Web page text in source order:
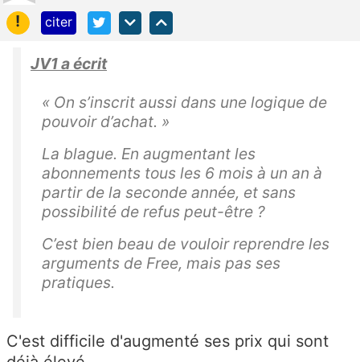
!
citer
JV1 a écrit
« On s’inscrit aussi dans une logique de
pouvoir d’achat. »
La blague. En augmentant les
abonnements tous les 6 mois à un an à
partir de la seconde année, et sans
possibilité de refus peut-être ?
C’est bien beau de vouloir reprendre les
arguments de Free, mais pas ses
pratiques.
C'est difficile d'augmenté ses prix qui sont